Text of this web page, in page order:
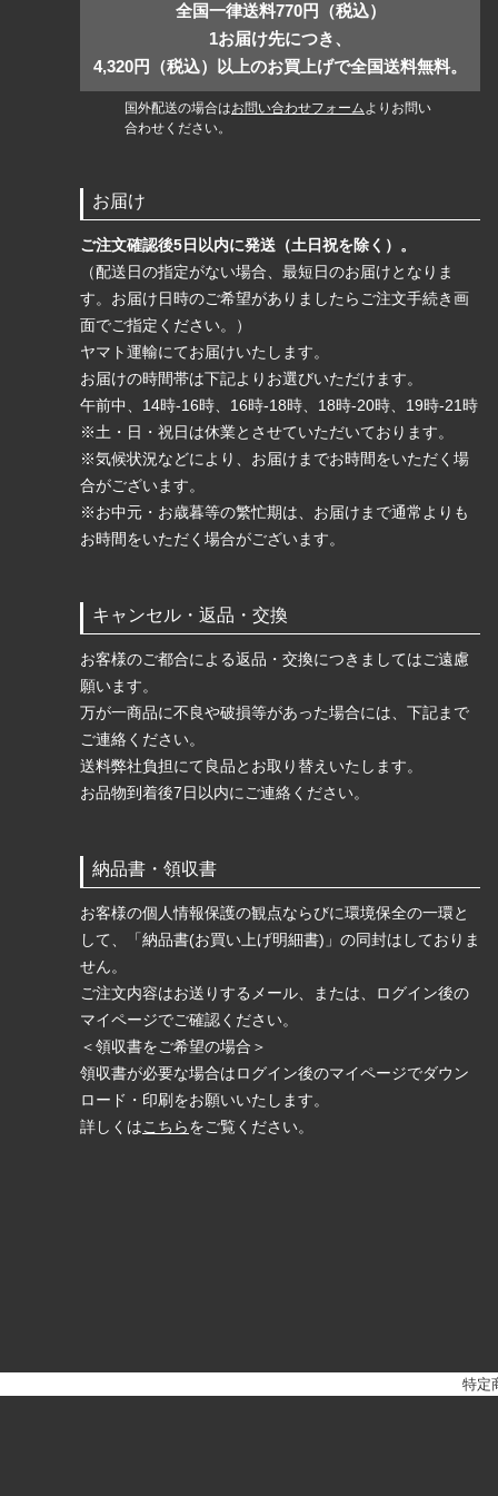
全国一律送料770円（税込）
1お届け先につき、
4,320円（税込）以上のお買上げで全国送料無料。
国外配送の場合はお問い合わせフォームよりお問い
合わせください。
お届け
ご注文確認後5日以内に発送（土日祝を除く）。
（配送日の指定がない場合、最短日のお届けとなりま
す。お届け日時のご希望がありましたらご注文手続き画
面でご指定ください。）
ヤマト運輸にてお届けいたします。
お届けの時間帯は下記よりお選びいただけます。
午前中、14時-16時、16時-18時、18時-20時、19時-21時
※土・日・祝日は休業とさせていただいております。
※気候状況などにより、お届けまでお時間をいただく場
合がございます。
※お中元・お歳暮等の繁忙期は、お届けまで通常よりも
お時間をいただく場合がございます。
キャンセル・返品・交換
お客様のご都合による返品・交換につきましてはご遠慮
願います。
万が一商品に不良や破損等があった場合には、下記まで
ご連絡ください。
送料弊社負担にて良品とお取り替えいたします。
お品物到着後7日以内にご連絡ください。
納品書・領収書
お客様の個人情報保護の観点ならびに環境保全の一環と
して、「納品書(お買い上げ明細書)」の同封はしておりま
せん。
ご注文内容はお送りするメール、または、ログイン後の
マイページでご確認ください。
＜領収書をご希望の場合＞
領収書が必要な場合はログイン後のマイページでダウン
ロード・印刷をお願いいたします。
詳しくはこちらをご覧ください。
特定